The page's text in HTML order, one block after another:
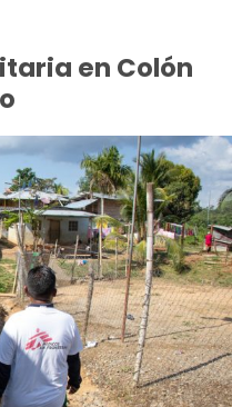
en Colón